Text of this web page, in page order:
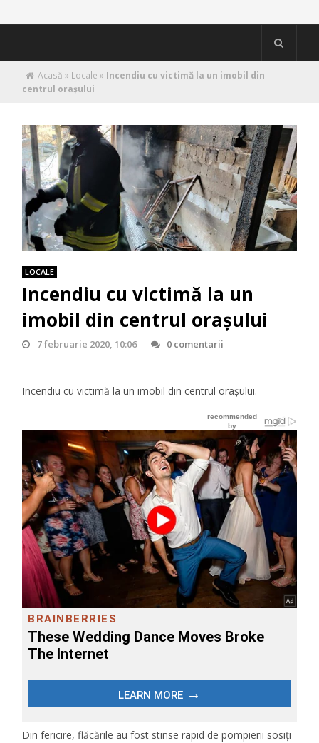
Acasă » Locale » Incendiu cu victimă la un imobil din
centrul orașului
LOCALE
Incendiu cu victimă la un
imobil din centrul orașului
7 februarie 2020, 10:06 0 comentarii
Incendiu cu victimă la un imobil din centrul orașului.
Din fericire, flăcările au fost stinse rapid de pompierii sosiți